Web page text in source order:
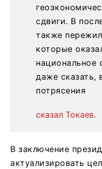
сдвиги. В
также
которые
национальное
даже сказать,
потрясения
сказал Токаев.
В заключение
актуализировать